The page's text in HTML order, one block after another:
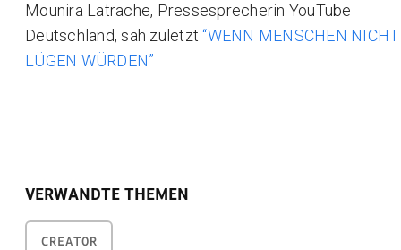
Mounira Latrache, Pressesprecherin YouTube
Deutschland, sah zuletzt“WENN MENSCHEN NICHT
LÜGEN WÜRDEN”
VERWANDTE THEMEN
CREATOR